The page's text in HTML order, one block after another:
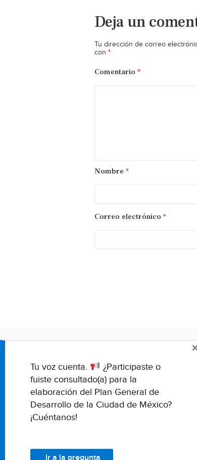
Deja un
Tu dirección de correo
con *
Comentario *
Nombre *
Correo electrónico *
Tu voz cuenta.
¿Participaste o
fuiste consultado(a) para la
elaboración del Plan General de
Desarrollo de la Ciudad de México?
¡Cuéntanos!
Ir a la pregunta